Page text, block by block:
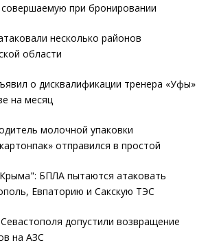
совершаемую при бронировании
несколько районов
области
о дисквалификации тренера «Уфы»
на месяц
молочной упаковки
отправился в простой
БПЛА пытаются атаковать
Евпаторию и Сакскую ТЭС
допустили возвращение
на АЗС